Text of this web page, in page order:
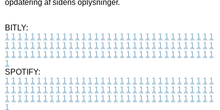
opdatering af sidens oplysninger.
BITLY:
1 1 1 1 1 1 1 1 1 1 1 1 1 1 1 1 1 1 1 1 1 1 1 1 1 1 1 1 1 1 1 1 1
1 1 1 1 1 1 1 1 1 1 1 1 1 1 1 1 1 1 1 1 1 1 1 1 1 1 1 1 1 1 1 1 1
1 1 1 1 1 1 1 1 1 1 1 1 1 1 1 1 1 1 1 1 1 1 1 1 1 1 1 1 1 1 1 1 1
1
SPOTIFY:
1 1 1 1 1 1 1 1 1 1 1 1 1 1 1 1 1 1 1 1 1 1 1 1 1 1 1 1 1 1 1 1 1
1 1 1 1 1 1 1 1 1 1 1 1 1 1 1 1 1 1 1 1 1 1 1 1 1 1 1 1 1 1 1 1 1
1 1 1 1 1 1 1 1 1 1 1 1 1 1 1 1 1 1 1 1 1 1 1 1 1 1 1 1 1 1 1 1 1
1